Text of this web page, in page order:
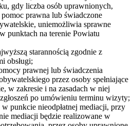
gdy liczba osób uprawnionych,
prawna lub świadczone
uniemożliwia sprawne
punktach na terenie Powiatu
starannością zgodnie z
obsługi;
prawnej lub świadczenia
przez osoby spełniające
w zakresie i na zasadach w niej
po umówieniu terminu wizyty;
punkcie nieodpłatnej mediacji, przy
mediacji będzie realizowane w